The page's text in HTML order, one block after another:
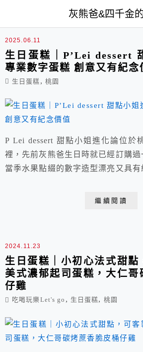
灰熊爸&四千金
生日蛋糕
2025.06.11
生日蛋糕｜P’Lei dessert
專業數字蛋糕 創意又有紀念
生日蛋糕 , 桃園
P Lei dessert 甜點小姐進化論位於
裡，先前灰熊爸生日時就已經訂購過
當季水果點綴的數字造型漂亮又具
親月還幫忙接急單，簡單分享。
繼續閱讀
2024.11.23
生日蛋糕｜小初心法式甜點
美式濃郁起司蛋糕，大仁哥
仔雞
吃喝玩樂Let's go , 生日蛋糕, 桃園